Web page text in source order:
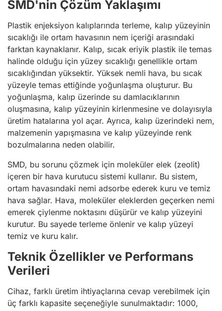
SMD'nin Çözüm Yaklaşımı
Plastik enjeksiyon kalıplarında terleme, kalıp yüzeyinin
sıcaklığı ile ortam havasının nem içeriği arasındaki
farktan kaynaklanır. Kalıp, sıcak eriyik plastik ile temas
halinde olduğu için yüzey sıcaklığı genellikle ortam
sıcaklığından yüksektir. Yüksek nemli hava, bu sıcak
yüzeyle temas ettiğinde yoğunlaşma oluşturur. Bu
yoğunlaşma, kalıp üzerinde su damlacıklarının
oluşmasına, kalıp yüzeyinin kirlenmesine ve dolayısıyla
üretim hatalarına yol açar. Ayrıca, kalıp üzerindeki nem,
malzemenin yapışmasına ve kalıp yüzeyinde renk
bozulmalarına neden olabilir.
SMD, bu sorunu çözmek için moleküler elek (zeolit)
içeren bir hava kurutucu sistemi kullanır. Bu sistem,
ortam havasındaki nemi adsorbe ederek kuru ve temiz
hava sağlar. Hava, moleküler eleklerden geçerken nemi
emerek çiylenme noktasını düşürür ve kalıp yüzeyini
kurutur. Bu sayede terleme önlenir ve kalıp yüzeyi
temiz ve kuru kalır.
Teknik Özellikler ve Performans
Verileri
Cihaz, farklı üretim ihtiyaçlarına cevap verebilmek için
üç farklı kapasite seçeneğiyle sunulmaktadır: 1000,